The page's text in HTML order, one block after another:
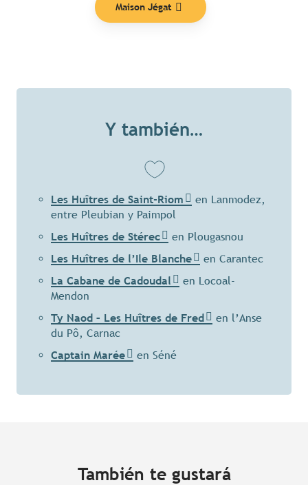
Maison Jégat
Y también…
Les Huîtres de Saint-Riom
en Lanmodez,
entre Pleubian y Paimpol
Les Huîtres de Stérec
en Plougasnou
Les Huîtres de l’Ile Blanche
en Carantec
La Cabane de Cadoudal
en Locoal-
Mendon
Ty Naod – Les Huîtres de Fred
en l’Anse
du Pô, Carnac
Captain Marée
en Séné
También te gustará